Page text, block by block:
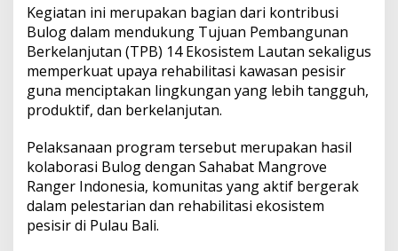
,
P
e
r
u
m
B
l
o
g
T
a
n
Kegiatan ini merupakan bagian dari kontribusi
Bulog dalam mendukung Tujuan Pembangunan
Berkelanjutan (TPB) 14 Ekosistem Lautan sekaligus
memperkuat upaya rehabilitasi kawasan pesisir
guna menciptakan lingkungan yang lebih tangguh,
produktif, dan berkelanjutan.
Pelaksanaan program tersebut merupakan hasil
kolaborasi Bulog dengan Sahabat Mangrove
Ranger Indonesia, komunitas yang aktif bergerak
dalam pelestarian dan rehabilitasi ekosistem
pesisir di Pulau Bali.